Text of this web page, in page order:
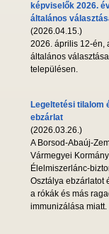
képviselők 2026.
általános
(2026.04.15.)
2026. április 12-én,
általános
településen.
Legeltetési tilalom
ebzárlat
(2026.03.26.)
A Borsod-Abaúj-
Vármegyei
Élelmiszerlánc-
Osztálya ebzárlatot
a rókák és más
immunizálása miatt.